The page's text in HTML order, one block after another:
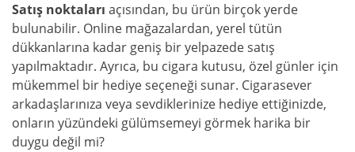
Satış noktaları açısından, bu ürün birçok yerde
bulunabilir. Online mağazalardan, yerel tütün
dükkanlarına kadar geniş bir yelpazede satış
yapılmaktadır. Ayrıca, bu cigara kutusu, özel günler için
mükemmel bir hediye seçeneği sunar. Cigarasever
arkadaşlarınıza veya sevdiklerinize hediye ettiğinizde,
onların yüzündeki gülümsemeyi görmek harika bir
duygu değil mi?